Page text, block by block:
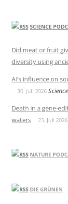
SCIENCE
Did meat or fruit
diversity using
AI’s influence on
30. Juli 2026
Death in a gene-
waters
23. Juli 2026
NATURE
DIE GRÜNEN